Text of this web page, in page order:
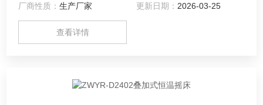
厂商性质：生产厂家 更新日期： 2026-03-25
查看详情